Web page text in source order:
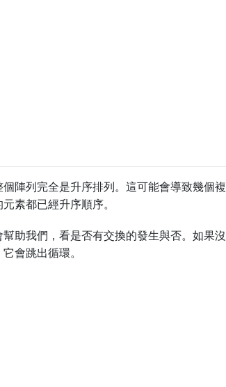
陣列完全是升序排列。這可能會導致幾個複
素都已經升序順序。
助我們，看是否有交換的發生與否。如果沒
會跳出循環。